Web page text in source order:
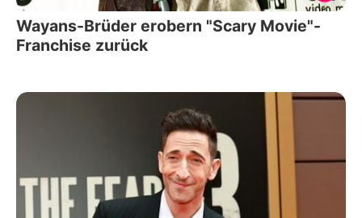
Wayans-Brüder erobern "Scary Movie"-
Franchise zurück